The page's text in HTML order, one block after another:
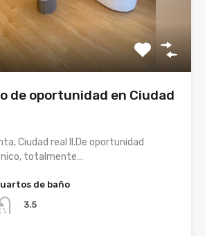
de oportunidad en Ciudad
Ciudad real II.De oportunidad
totalmente…
de baño
3.5